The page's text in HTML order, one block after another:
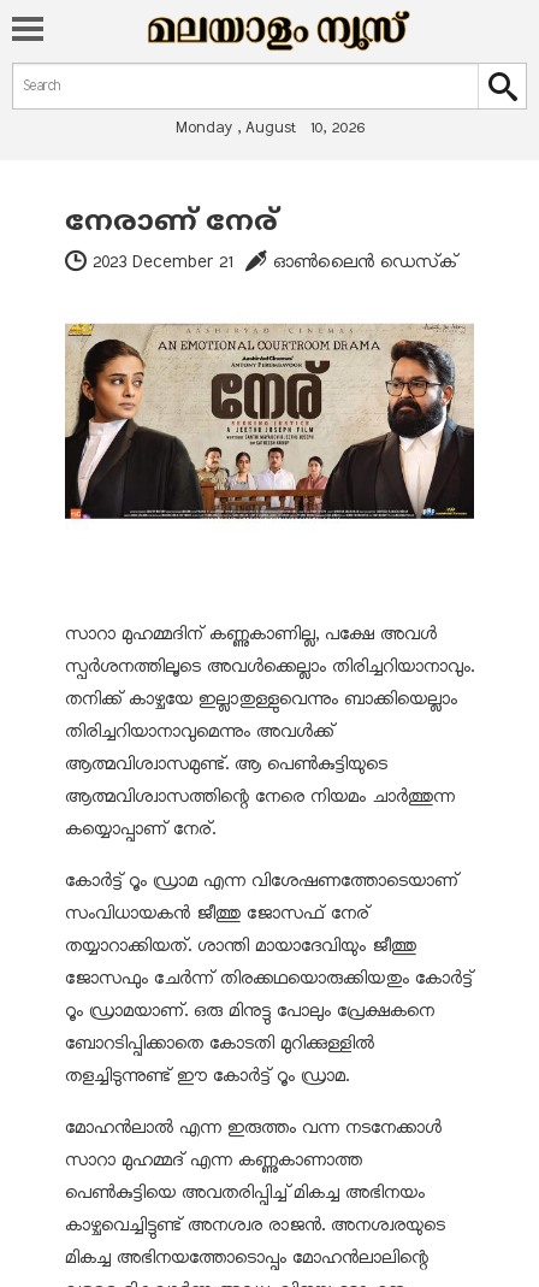
Search form
Search
Monday , August 10, 2026
You are here
നേരാണ് നേര്
2023 December 21 ഓണ്‍ലൈന്‍ ഡെസ്‌ക്‌
സാറാ മുഹമ്മദിന് കണ്ണുകാണില്ല, പക്ഷേ അവള്‍
സ്പര്‍ശനത്തിലൂടെ അവള്‍ക്കെല്ലാം തിരിച്ചറിയാനാവും.
തനിക്ക് കാഴ്ചയേ ഇല്ലാതുള്ളുവെന്നും ബാക്കിയെല്ലാം
തിരിച്ചറിയാനാവുമെന്നും അവള്‍ക്ക്
ആത്മവിശ്വാസമുണ്ട്. ആ പെണ്‍കുട്ടിയുടെ
ആത്മവിശ്വാസത്തിന്റെ നേരെ നിയമം ചാര്‍ത്തുന്ന
കയ്യൊപ്പാണ് നേര്.
കോര്‍ട്ട് റൂം ഡ്രാമ എന്ന വിശേഷണത്തോടെയാണ്
സംവിധായകന്‍ ജീത്തു ജോസഫ് നേര്
തയ്യാറാക്കിയത്. ശാന്തി മായാദേവിയും ജീത്തു
ജോസഫും ചേര്‍ന്ന് തിരക്കഥയൊരുക്കിയതും കോര്‍ട്ട്
റൂം ഡ്രാമയാണ്. ഒരു മിനുട്ടു പോലും പ്രേക്ഷകനെ
ബോറടിപ്പിക്കാതെ കോടതി മുറിക്കുള്ളില്‍
തളച്ചിടുന്നുണ്ട് ഈ കോര്‍ട്ട് റൂം ഡ്രാമ.
മോഹന്‍ലാല്‍ എന്ന ഇരുത്തം വന്ന നടനേക്കാള്‍
സാറാ മുഹമ്മദ് എന്ന കണ്ണുകാണാത്ത
പെണ്‍കുട്ടിയെ അവതരിപ്പിച്ച് മികച്ച അഭിനയം
കാഴ്ചവെച്ചിട്ടുണ്ട് അനശ്വര രാജന്‍. അനശ്വരയുടെ
മികച്ച അഭിനയത്തോടൊപ്പം മോഹന്‍ലാലിന്റെ